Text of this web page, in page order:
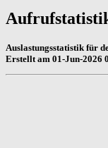
Auslastungsstatistik für
Erstellt am 01-Jun-2026